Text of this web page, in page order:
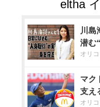
川島
潜む
オリ
マク
支え
オリ